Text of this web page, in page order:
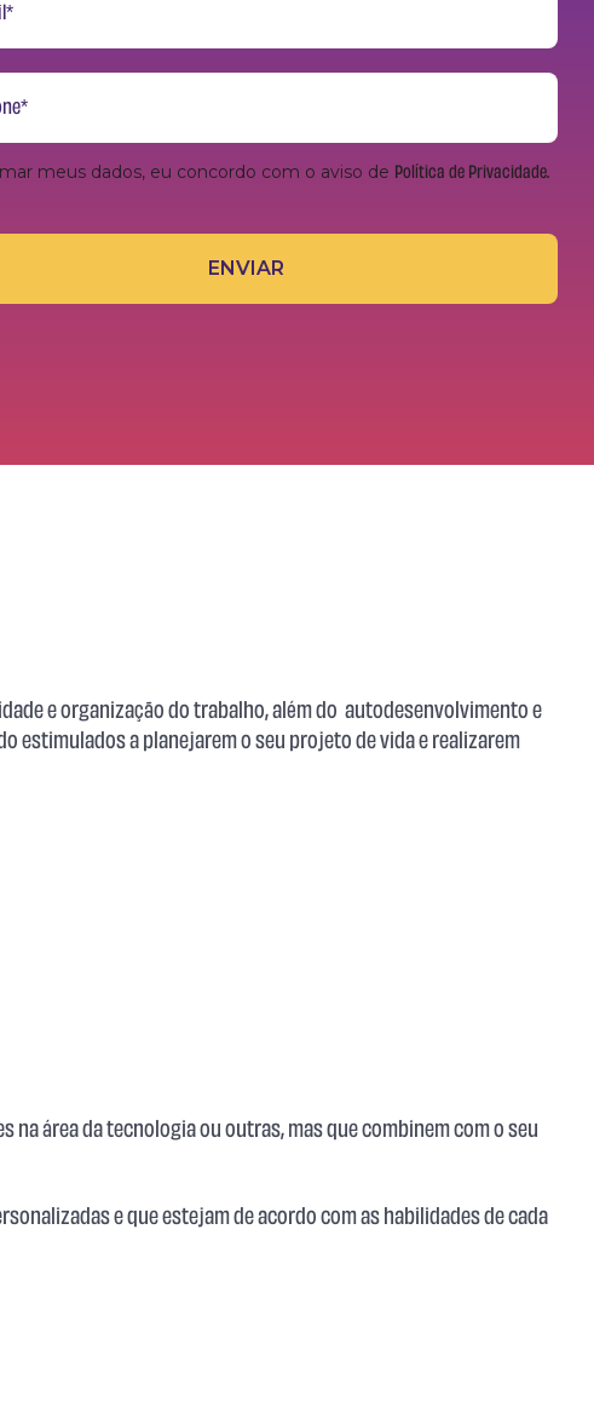
meus dados, eu concordo com o aviso de Política de Privacidade.
e organização do trabalho, além do autodesenvolvimento e
estimulados a planejarem o seu projeto de vida e realizarem
área da tecnologia ou outras, mas que combinem com o seu
e que estejam de acordo com as habilidades de cada